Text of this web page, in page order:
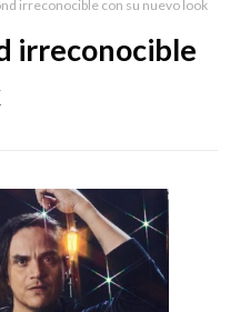
irreconocible con su nuevo look
irreconocible